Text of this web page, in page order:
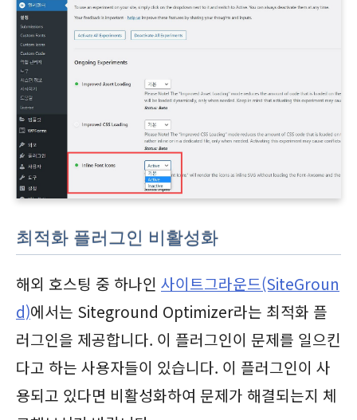
최적화 플러그인 비활성화
해외 호스팅 중 하나인 사이트그라운드(SiteGroun
d)에서는 Siteground Optimizer라는 최적화 플
러그인을 제공합니다. 이 플러그인이 문제를 일으킨
다고 하는 사용자들이 있습니다. 이 플러그인이 사
용되고 있다면 비활성화하여 문제가 해결되는지 체